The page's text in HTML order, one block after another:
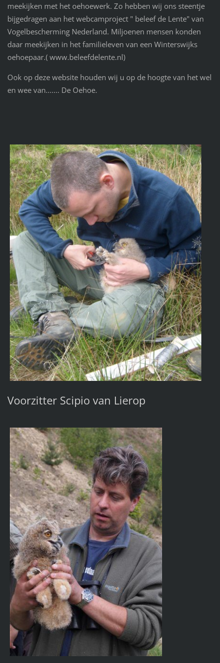
meekijken met het oehoewerk. Zo hebben wij ons steentje
bijgedragen aan het webcamproject " beleef de Lente" van
Vogelbescherming Nederland. Miljoenen mensen konden
daar meekijken in het familieleven van een Winterswijks
oehoepaar.( www.beleefdelente.nl)
Ook op deze website houden wij u op de hoogte van het wel
en wee van....... De Oehoe.
Voorzitter Scipio van Lierop